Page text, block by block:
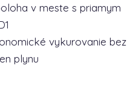
v meste s priamym
vykurovanie bez
plynu